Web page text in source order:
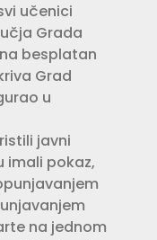
učenici
Grada
besplatan
Grad
u
javni
imali pokaz,
na jednom